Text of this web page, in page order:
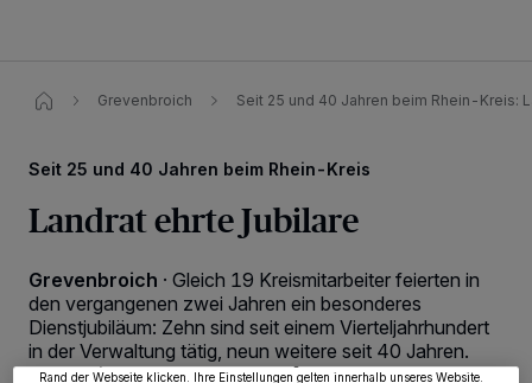
Grevenbroich Seit 25 und 40 Jahren beim Rhein-Kreis:
Seit 25 und 40 Jahren beim Rhein-Kreis
Landrat ehrte Jubilare
Grevenbroich · Gleich 19 Kreismitarbeiter feierten in
den vergangenen zwei Jahren ein besonderes
Dienstjubiläum: Zehn sind seit einem Vierteljahrhundert
in der Verwaltung tätig, neun weitere seit 40 Jahren.
von OK aktivieren Sie Tracking-Technologien für die unter „Wir und unsere
Partner verarbeiten Daten, um Ihnen Dienste bereitzustellen“ aufgeführten
Zwecke. Wenn Tracker deaktiviert sind, sind manche Inhalte und Anzeigen
möglicherweise nicht mehr so relevant für Sie. Sie können dieses Menü jederzeit
wieder aufrufen, um Ihre Einstellungen zu ändern oder Ihre Einwilligung zu
widerrufen, indem Sie auf den Link Einstellungen oder Ablehnen am unteren
Rand der Webseite klicken. Ihre Einstellungen gelten innerhalb unseres Website.